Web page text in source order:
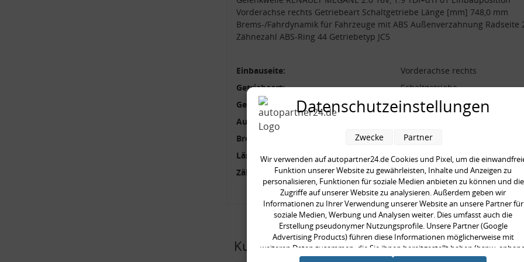
Vorderachse rechts Getriebeart Schaltgetriebe Länge [mm] 748,0 mm
Brems-/Fahrdynamik für Fahrzeuge mit ABS Außenverzahnung Radseite
Zähnezahl ABS-Ring 44 Getriebetyp JC5
Einbauseite:
Vorderachse rechts
Getriebeart:
Schaltgetriebe
Getriebetyp:
JC5
Außenverzahnung Radseite:
Brems-/Fahrdynamik:
für Fahrzeuge mit ABS
Länge [mm]:
748,0 mm
Zähnezahl ABS-Ring:
44
Kunden kauften auch
Datenschutzeinstellungen
Wir verwenden auf autopartner24.de Cookies und Pixel, um die
Funktion unserer Website zu gewährleisten, Inhalte und Anzeigen zu
personalisieren, Funktionen für soziale Medien anbieten zu können und die
Zugriffe auf unserer Website zu analysieren. Außerdem geben wir
Informationen zu Ihrer Verwendung unserer Website an unsere Partner für
soziale Medien, Werbung und Analysen weiter. Dies umfasst auch die
Erstellung pseudonymer Nutzungsprofile. Unsere Partner (Google
Advertising Products) führen diese Informationen möglicherweise mit
weiteren Daten zusammen, die Sie ihnen bereitgestellt haben (bspw.
eines persönlichen Accounts) oder welche sie im Rahmen Ihrer Nutzung der
Zwecke Partner